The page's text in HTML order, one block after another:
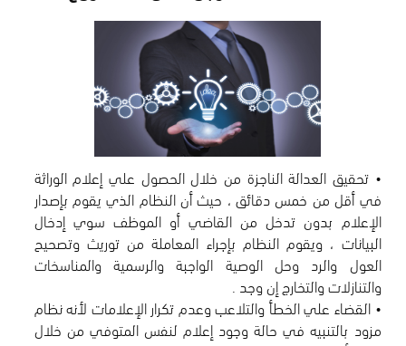
• تحقيق العدالة الناجزة من خلال الحصول علي إعلام الوراثة
في أقل من خمس دقائق ، حيث أن النظام الذي يقوم بإصدار
الإعلام بدون تدخل من القاضي أو الموظف سوي إدخال
البيانات ، ويقوم النظام بإجراء المعاملة من توريث وتصحيح
العول والرد وحل الوصية الواجبة والرسمية والمناسخات
• القضاء علي الخطأ والتلاعب وعدم تكرار الإعلامات لأنه نظام
مزود بالتنبيه في حالة وجود إعلام لنفس المتوفي من خلال